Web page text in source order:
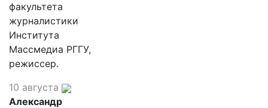
факультета
журналистики
Института
Массмедиа РГГУ,
режиссер.
10 августа
Александр